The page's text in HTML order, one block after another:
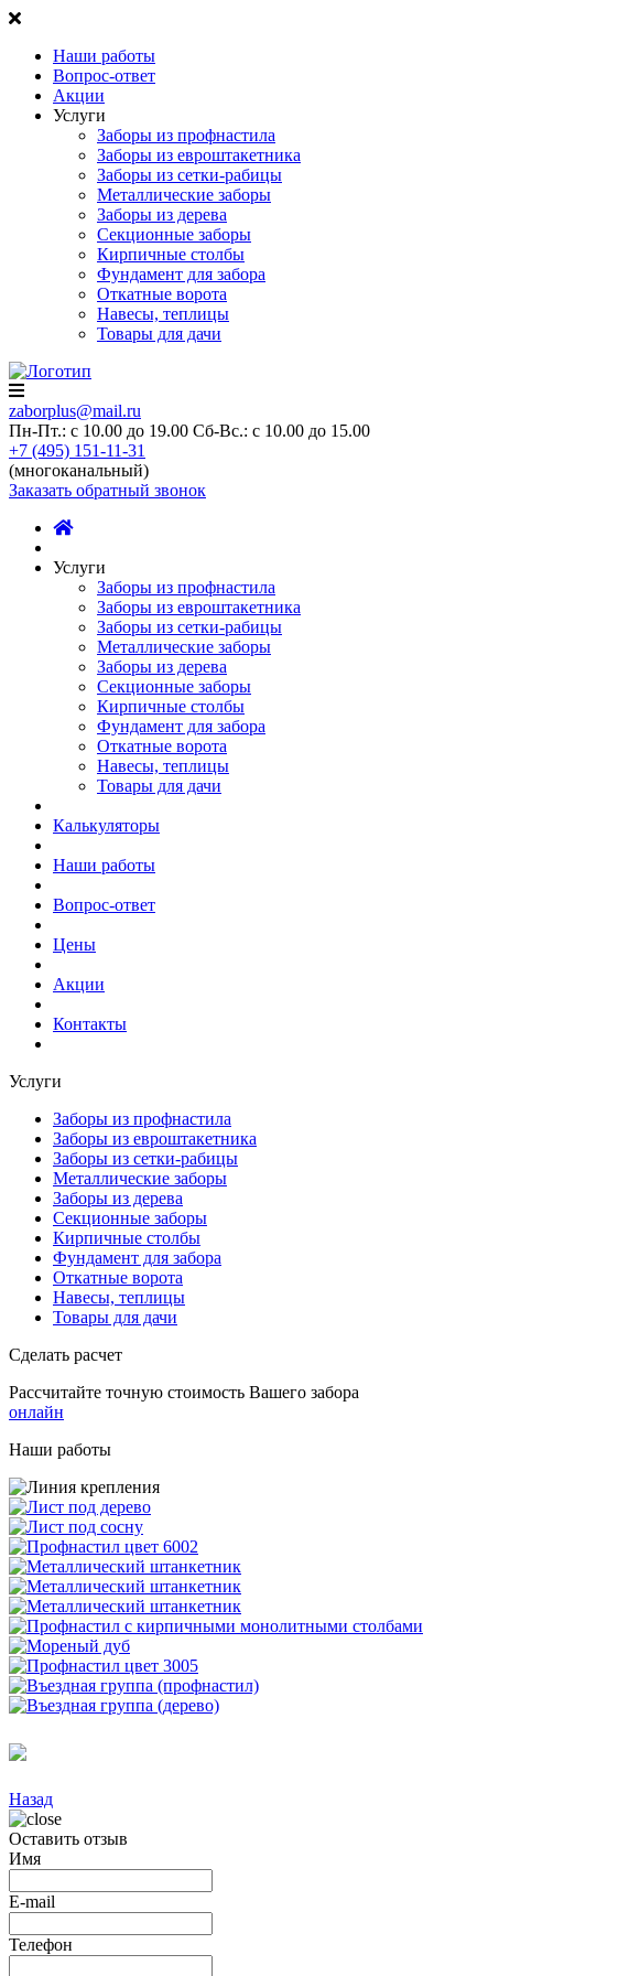
Наши работы
Вопрос-ответ
Акции
Услуги
Заборы из профнастила
Заборы из евроштакетника
Заборы из сетки-рабицы
Металлические заборы
Заборы из дерева
Секционные заборы
Кирпичные столбы
Фундамент для забора
Откатные ворота
Навесы, теплицы
Товары для дачи
zaborplus@mail.ru
Пн-Пт.: с 10.00 до 19.00 Сб-Вс.: с 10.00 до 15.00
+7 (495) 151-11-31
(многоканальный)
Заказать обратный звонок
Услуги
Заборы из профнастила
Заборы из евроштакетника
Заборы из сетки-рабицы
Металлические заборы
Заборы из дерева
Секционные заборы
Кирпичные столбы
Фундамент для забора
Откатные ворота
Навесы, теплицы
Товары для дачи
Калькуляторы
Наши работы
Вопрос-ответ
Цены
Акции
Контакты
Услуги
Заборы из профнастила
Заборы из евроштакетника
Заборы из сетки-рабицы
Металлические заборы
Заборы из дерева
Секционные заборы
Кирпичные столбы
Фундамент для забора
Откатные ворота
Навесы, теплицы
Товары для дачи
Сделать расчет
Рассчитайте точную стоимость Вашего забора
онлайн
Наши работы
Назад
Оставить отзыв
Имя
E-mail
Телефон